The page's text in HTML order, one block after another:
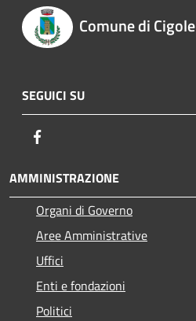
Comune di Cigole
SEGUICI SU
AMMINISTRAZIONE
Organi di Governo
Aree Amministrative
Uffici
Enti e fondazioni
Politici